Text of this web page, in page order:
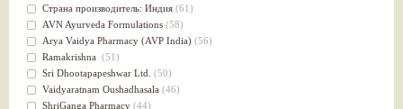
для очищения крови(38)
При диабете(38)
Антиоксидант(37)
Для Капха(Кафа) доши
От паразитов(37)
При расстройстве желудка (36)
Успокоительное(36)
Страна производитель: Индия (61)
AVN Ayurveda Formulations (58)
Arya Vaidya Pharmacy (AVP India) (56)
Ramakrishna (51)
Sri Dhootapapeshwar Ltd. (50)
Vaidyaratnam Oushadhasala (46)
ShriGanga Pharmacy (44)